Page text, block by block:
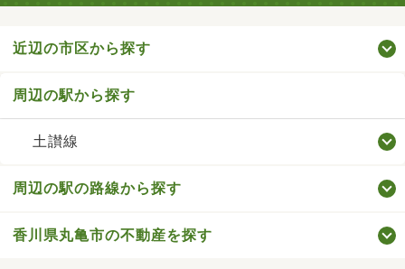
近辺の市区から探す
周辺の駅から探す
土讃線
周辺の駅の路線から探す
香川県丸亀市の不動産を探す